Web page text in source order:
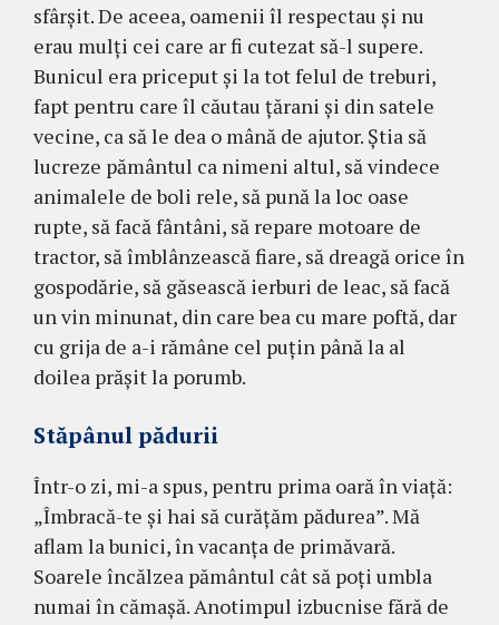
sfâr­şit. De aceea, oamenii îl respectau şi nu
erau mulţi cei care ar fi cutezat să-l supere.
Bunicul era priceput şi la tot felul de treburi,
fapt pentru care îl căutau ţărani şi din satele
vecine, ca să le dea o mână de ajutor. Ştia să
lucreze pământul ca nimeni altul, să vindece
animalele de boli rele, să pună la loc oase
rupte, să facă fântâni, să repare mo­toare de
tractor, să îmblânzească fiare, să drea­gă orice în
gospodărie, să găsească ierburi de leac, să facă
un vin minunat, din care bea cu mare poftă, dar
cu grija de a-i rămâne cel puţin până la al
doilea prăşit la porumb.
Stăpânul pădurii
Într-o zi, mi-a spus, pentru prima oară în viaţă:
„Îmbracă-te şi hai să curăţăm pădurea”. Mă
aflam la bunici, în vacanţa de primăvară.
Soarele încălzea pământul cât să poţi umbla
numai în cămaşă. Ano­timpul izbucnise fără de